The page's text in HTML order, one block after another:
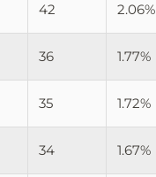
42 2.06%
36 1.77%
35 1.72%
34 1.67%